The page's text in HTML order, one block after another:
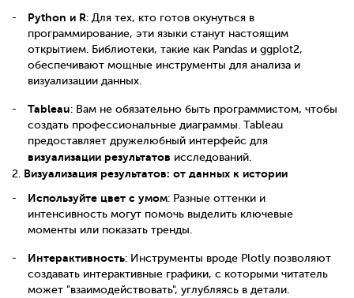
Python и R: Для тех, кто готов окунуться в
программирование, эти языки станут настоящим
открытием. Библиотеки, такие как Pandas и ggplot2,
обеспечивают мощные инструменты для анализа и
визуализации данных.
Tableau: Вам не обязательно быть программистом, чтобы
создать профессиональные диаграммы. Tableau
предоставляет дружелюбный интерфейс для
визуализации результатов исследований.
2. Визуализация результатов: от данных к истории
Используйте цвет с умом: Разные оттенки и
интенсивность могут помочь выделить ключевые
моменты или показать тренды.
Интерактивность: Инструменты вроде Plotly позволяют
создавать интерактивные графики, с которыми читатель
может "взаимодействовать", углубляясь в детали.